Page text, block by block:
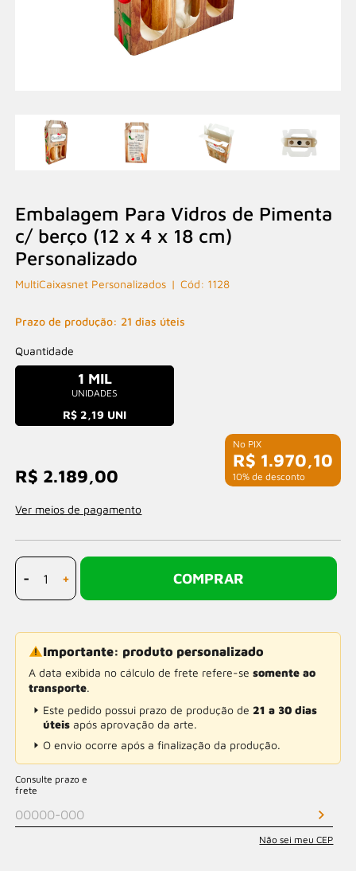
Embalagem Para Vidros de Pimenta
c/ berço (12 x 4 x 18 cm)
Personalizado
MultiCaixasnet Personalizados 1128
Prazo de produção: 21 dias úteis
Quantidade
1 MIL
UNIDADES
R$ 2,19 UNI
R$ 1.970,10
com 10% de desconto
R$ 2.189,00
Ver meios de pagamento
- + COMPRAR
Importante: produto personalizado
A data exibida no cálculo de frete refere-sesomente ao
transporte.
Este pedido possui prazo de produção de 21 a 30 dias
úteis após aprovação da arte.
O envio ocorre após a finalização da produção.
Consulte prazo e
frete
Não sei meu CEP